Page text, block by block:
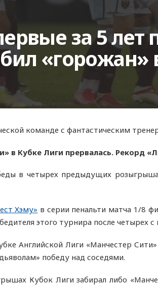
за 5 лет
команде с фантастическим
в Кубке Лиги прервалась. Рекорд
в четырех предыдущих
Хэму» в серии пенальти матча 1/8
этого турнира после четырех с
Английской Лиги «Манчестер
победу над соседями.
Кубок Лиги забирал либо